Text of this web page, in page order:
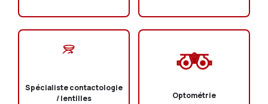
Spécialiste contactologie
/ lentilles
Optométrie